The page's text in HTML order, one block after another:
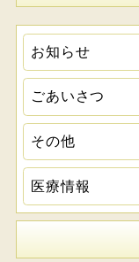
お知らせ
ごあいさつ
その他
医療情報